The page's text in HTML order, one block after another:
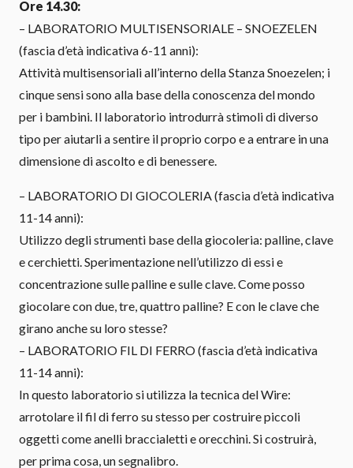
Ore 14.30:
– LABORATORIO MULTISENSORIALE – SNOEZELEN
(fascia d’età indicativa 6-11 anni):
Attività multisensoriali all’interno della Stanza Snoezelen; i
cinque sensi sono alla base della conoscenza del mondo
per i bambini. Il laboratorio introdurrà stimoli di diverso
tipo per aiutarli a sentire il proprio corpo e a entrare in una
dimensione di ascolto e di benessere.
– LABORATORIO DI GIOCOLERIA (fascia d’età indicativa
11-14 anni):
Utilizzo degli strumenti base della giocoleria: palline, clave
e cerchietti. Sperimentazione nell’utilizzo di essi e
concentrazione sulle palline e sulle clave. Come posso
giocolare con due, tre, quattro palline? E con le clave che
girano anche su loro stesse?
– LABORATORIO FIL DI FERRO (fascia d’età indicativa
11-14 anni):
In questo laboratorio si utilizza la tecnica del Wire:
arrotolare il fil di ferro su stesso per costruire piccoli
oggetti come anelli braccialetti e orecchini. Si costruirà,
per prima cosa, un segnalibro.